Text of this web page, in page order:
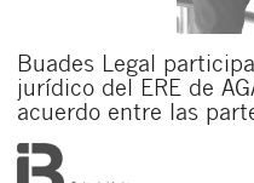
Buades Legal
jurídico del ERE de
acuerdo entre las